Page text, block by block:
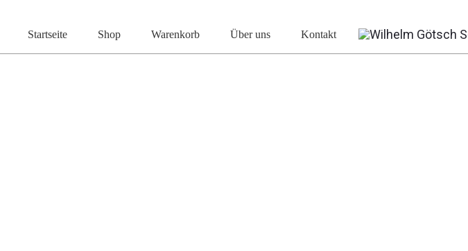
Startseite Shop Warenkorb Über uns Kontakt